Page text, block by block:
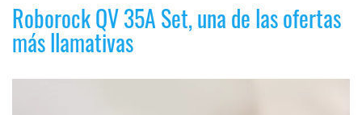
Roborock QV 35A Set, una de las ofertas
más llamativas